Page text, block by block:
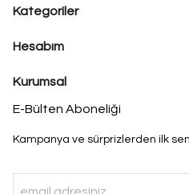
Kategoriler
Hesabım
Kurumsal
E-Bülten Aboneliği
Kampanya ve sürprizlerden ilk